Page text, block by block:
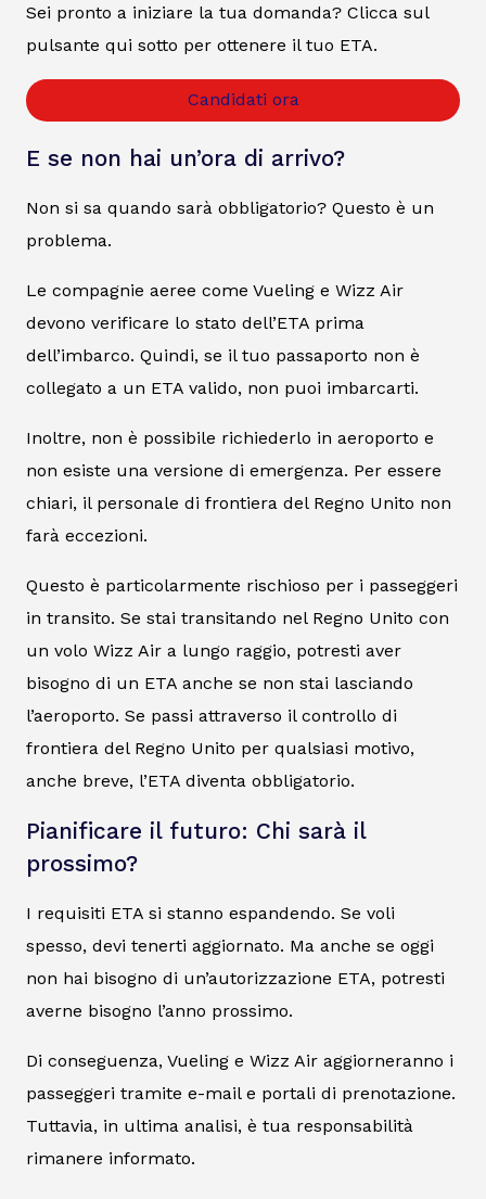
Sei pronto a iniziare la tua domanda? Clicca sul
pulsante qui sotto per ottenere il tuo ETA.
Candidati ora
E se non hai un’ora di arrivo?
Non si sa quando sarà obbligatorio? Questo è un
problema.
Le compagnie aeree come Vueling e Wizz Air
devono verificare lo stato dell’ETA prima
dell’imbarco. Quindi, se il tuo passaporto non è
collegato a un ETA valido, non puoi imbarcarti.
Inoltre, non è possibile richiederlo in aeroporto e
non esiste una versione di emergenza. Per essere
chiari, il personale di frontiera del Regno Unito non
farà eccezioni.
Questo è particolarmente rischioso per i passeggeri
in transito. Se stai transitando nel Regno Unito con
un volo Wizz Air a lungo raggio, potresti aver
bisogno di un ETA anche se non stai lasciando
l’aeroporto. Se passi attraverso il controllo di
frontiera del Regno Unito per qualsiasi motivo,
anche breve, l’ETA diventa obbligatorio.
Pianificare il futuro: Chi sarà il
prossimo?
I requisiti ETA si stanno espandendo. Se voli
spesso, devi tenerti aggiornato. Ma anche se oggi
non hai bisogno di un’autorizzazione ETA, potresti
averne bisogno l’anno prossimo.
Di conseguenza, Vueling e Wizz Air aggiorneranno i
passeggeri tramite e-mail e portali di prenotazione.
Tuttavia, in ultima analisi, è tua responsabilità
rimanere informato.